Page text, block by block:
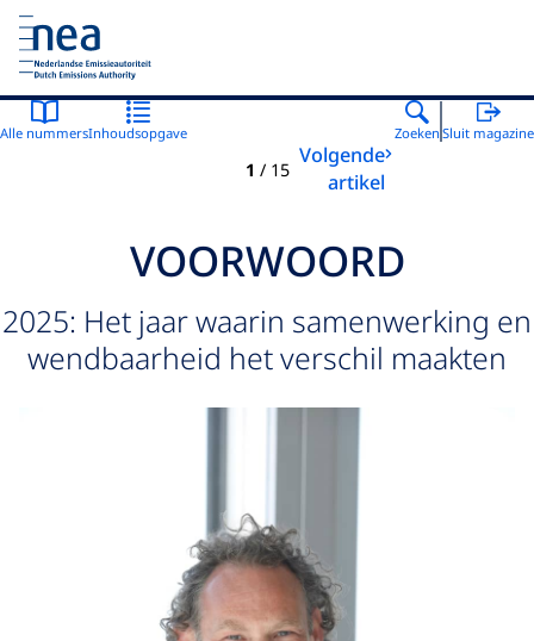
Naar de homepage van Nederlandse Emissieautoriteit
Alle nummersInhoudsopgave Zoeken Sluit magazine
1 / 15
Volgende
artikel
VOORWOORD
2025: Het jaar waarin samenwerking en
wendbaarheid het verschil maakten